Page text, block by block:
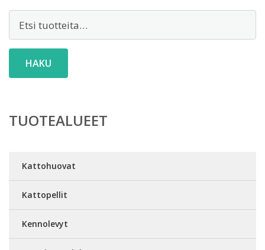
HAKU
TUOTEALUEET
Kattohuovat
Kattopellit
Kennolevyt